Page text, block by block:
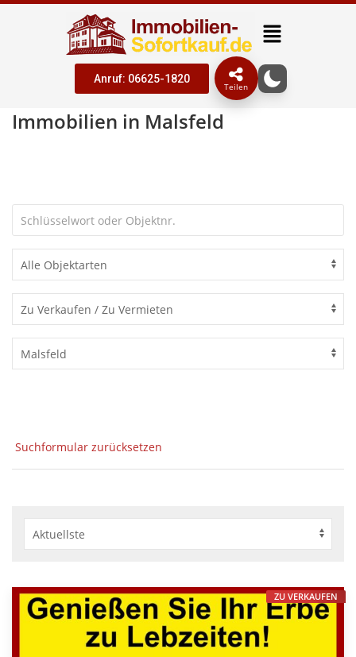
Anruf: 06625-1820
Teilen
Immobilien in Malsfeld
Suchformular zurücksetzen
ZU VERKAUFEN